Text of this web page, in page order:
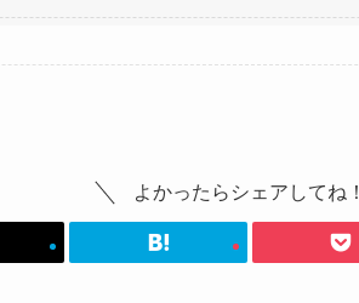
よかったらシェアしてね！